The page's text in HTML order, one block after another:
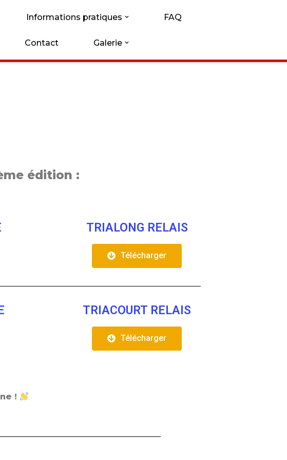
Informations pratiques FAQ
Contact Galerie
édition :
TRIALONG RELAIS
Télécharger
TRIACOURT RELAIS
Télécharger
!